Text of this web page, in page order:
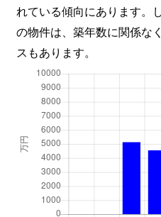
れている傾向にあります。
の物件は、築年数に関係な
スもあります。